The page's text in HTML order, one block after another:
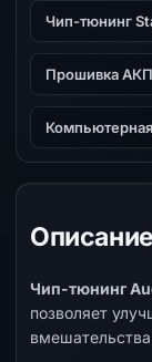
Чип-тюнинг
Прошивка
Описание
Чип-тюнинг
позволяет